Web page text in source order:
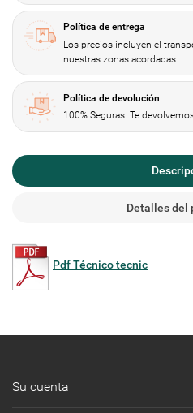
Política de entrega
Los precios incluyen el
nuestras zonas acordadas.
Política de devolución
100% Seguras. Te
Detalles del
Pdf Técnico tecnic
Su cuenta